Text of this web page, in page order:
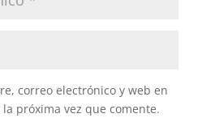
correo electrónico y web en
próxima vez que comente.